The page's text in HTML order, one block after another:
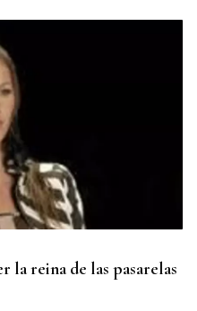
la reina de las pasarelas